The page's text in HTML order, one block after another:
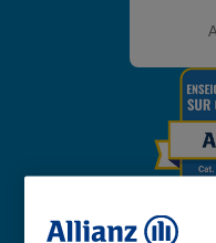
Transmission
Départ à la retraite
Préparer l’avenir
Assurance habitation
Le Pack Famille
Garantie des
Allianz en France